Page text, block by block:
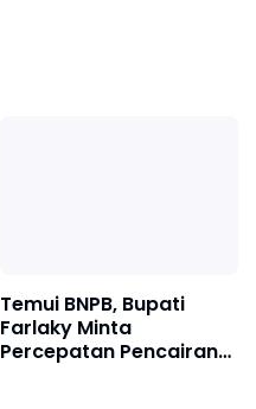
Temui BNPB, Bupati
Farlaky Minta
Percepatan Pencairan